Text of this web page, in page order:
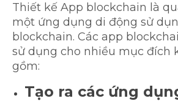
Thiết kế App blockchain là
một ứng dụng di động sử
blockchain. Các app
sử dụng cho nhiều mục đích
gồm:
Tạo ra các ứng